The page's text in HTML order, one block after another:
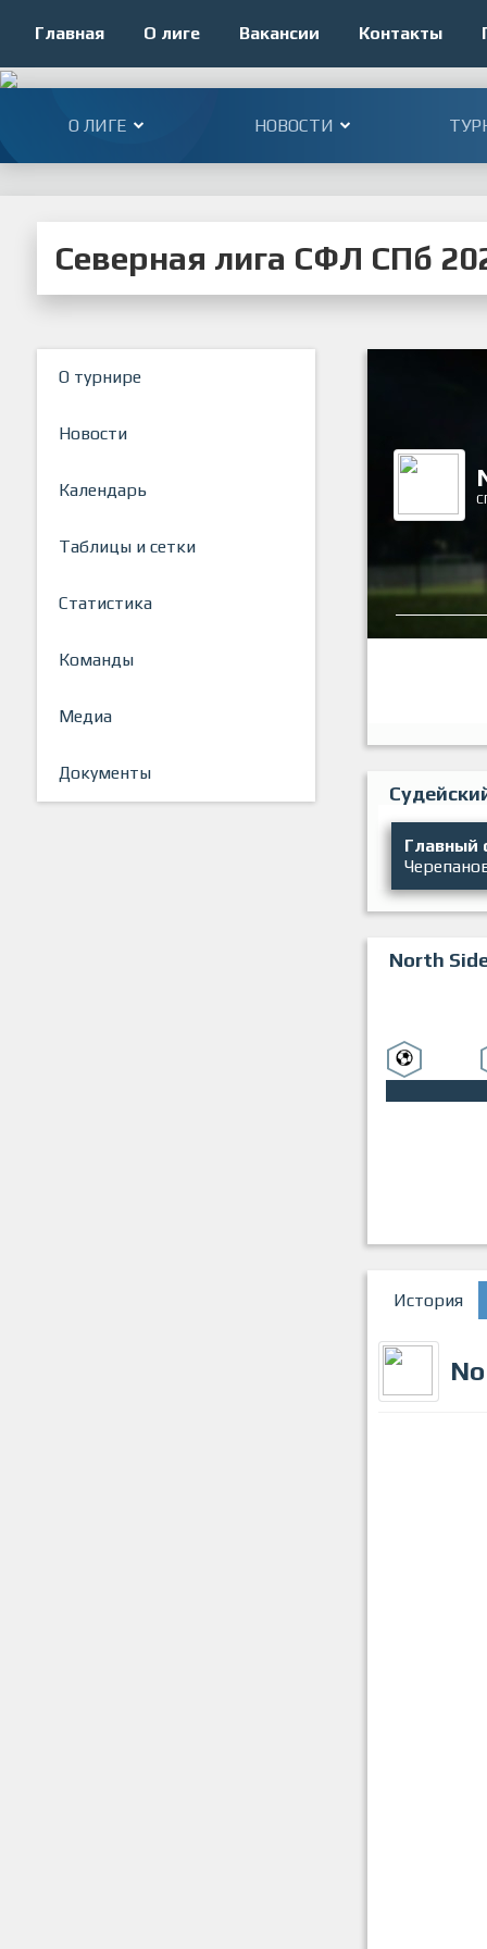
Главная О лиге Вакансии Контакты
О ЛИГЕ НОВОСТИ
Северная лига СФЛ СПб
О турнире
Новости
Календарь
Таблицы и сетки
Статистика
Команды
Медиа
Документы
Главный
North
История